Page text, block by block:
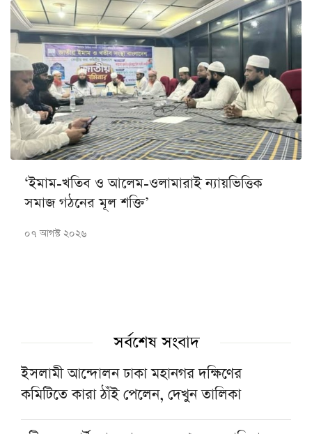
‘ইমাম-খতিব ও আলেম-ওলামারাই ন্যায়ভিত্তিক
সমাজ গঠনের মূল শক্তি’
০৭ আগস্ট ২০২৬
সর্বশেষ সংবাদ
ইসলামী আন্দোলন ঢাকা মহানগর দক্ষিণের
কমিটিতে কারা ঠাঁই পেলেন, দেখুন তালিকা